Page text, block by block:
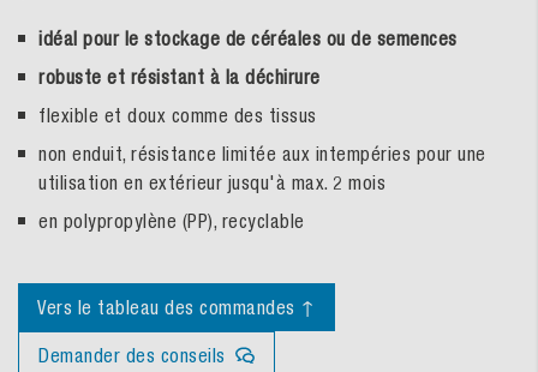
idéal pour le stockage de céréales ou de semences
robuste et résistant à la déchirure
flexible et doux comme des tissus
non enduit, résistance limitée aux intempéries pour une
utilisation en extérieur jusqu'à max. 2 mois
en polypropylène (PP), recyclable
Vers le tableau des commandes ↑
Demander des conseils